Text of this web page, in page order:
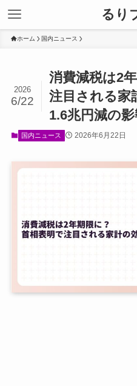
るり
ホーム 国内ニュース
消費減税は2
注目される家
1.6兆円減の
2026
6/22
国内ニュース 2026年6月22日